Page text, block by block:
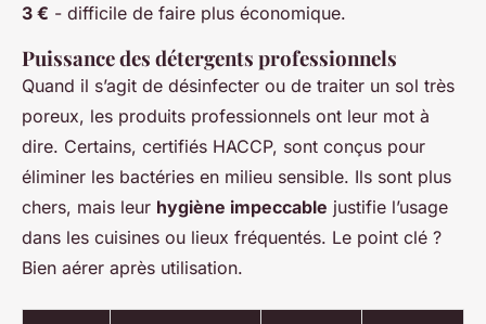
3 € - difficile de faire plus économique.
Puissance des détergents professionnels
Quand il s’agit de désinfecter ou de traiter un sol très
poreux, les produits professionnels ont leur mot à
dire. Certains, certifiés HACCP, sont conçus pour
éliminer les bactéries en milieu sensible. Ils sont plus
chers, mais leur hygiène impeccable justifie l’usage
dans les cuisines ou lieux fréquentés. Le point clé ?
Bien aérer après utilisation.